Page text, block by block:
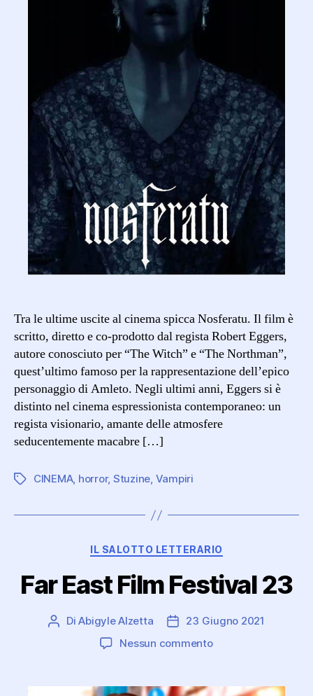
Tra le ultime uscite al cinema spicca Nosferatu. Il film è
scritto, diretto e co-prodotto dal regista Robert Eggers,
autore conosciuto per “The Witch” e “The Northman”,
quest’ultimo famoso per la rappresentazione dell’epico
personaggio di Amleto. Negli ultimi anni, Eggers si è
distinto nel cinema espressionista contemporaneo: un
regista visionario, amante delle atmosfere
seducentemente macabre […]
Tag CINEMA, horror, Stuzine, Vampiri
Categorie
IL SALOTTO LETTERARIO
Far East Film Festival 23
Autore
DiAbigyle Alzetta
Data
dell'articolo
23 Giugno 2021
Nessun commentosu
Film